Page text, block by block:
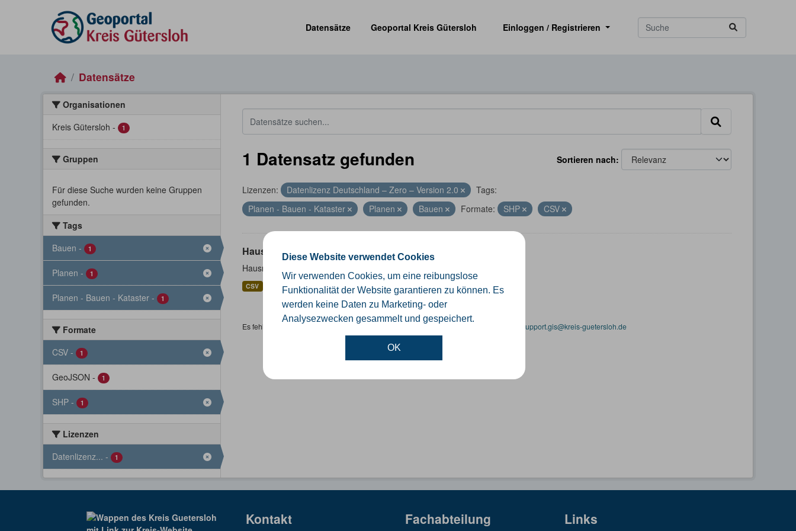
Diese Website verwendet Cookies
Wir verwenden Cookies, um eine reibungslose
Funktionalität der Website garantieren zu können. Es
werden keine Daten zu Marketing- oder
Analysezwecken gesammelt und gespeichert.
OK
Datensätze
Geoportal Kreis Gütersloh Einloggen / Registrieren
Datensätze
Organisationen
Kreis Gütersloh - 1
Gruppen
Für diese Suche wurden keine Gruppen
gefunden.
Tags
Bauen - 1
Planen - 1
Planen - Bauen - Kataster - 1
Formate
CSV - 1
GeoJSON - 1
SHP - 1
Lizenzen
Datenlizenz... - 1
Sortieren nach
1 Datensatz gefunden
Lizenzen: Datenlizenz Deutschland – Zero – Version 2.0
Tags:
Planen - Bauen - Kataster
Planen Bauen Formate: SHP CSV
Hausnummernkoordinaten
Hausnummernkoordinaten abgeleitet aus dem ALKIS-Bestand
CSV GeoJSON SHP
Es fehlen spezifische Datensätze? Wenden Sie sich bitte an einen Administrator unter: support.gis@kreis-guetersloh.de
Kontakt Fachabteilung Links